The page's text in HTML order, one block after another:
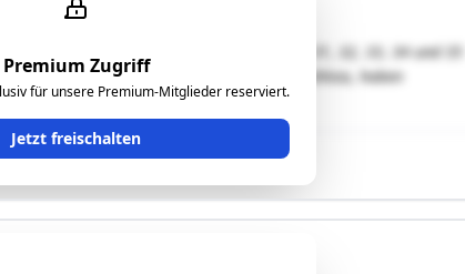
Premium Zugriff
für unsere Premium-Mitglieder reserviert.
Jetzt freischalten
22/2, 25/1, 38, 24, 25/2, 27, 25/3, 26, 31, 32, 33, 34 und 35
„A“ bezeichnet) liegen westseitig vom Schloss, haben
und sind bewaldet. Durch einen …"